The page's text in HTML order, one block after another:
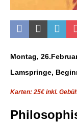
Montag,
Lamspringe,
Karten: 25€ inkl.